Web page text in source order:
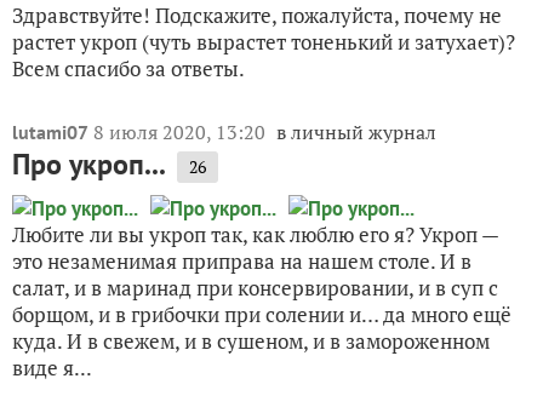
Здравствуйте! Подскажите, пожалуйста, почему не
растет укроп (чуть вырастет тоненький и затухает)?
Всем спасибо за ответы.
lutami07 8 июля 2020, 13:20 в личный журнал
Про укроп... 26
Любите ли вы укроп так, как люблю его я? Укроп —
это незаменимая приправа на нашем столе. И в
салат, и в маринад при консервировании, и в суп с
борщом, и в грибочки при солении и… да много ещё
куда. И в свежем, и в сушеном, и в замороженном
виде я...